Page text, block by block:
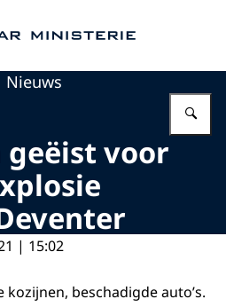
Nieuws
voor
| 15:02
beschadigde auto’s.